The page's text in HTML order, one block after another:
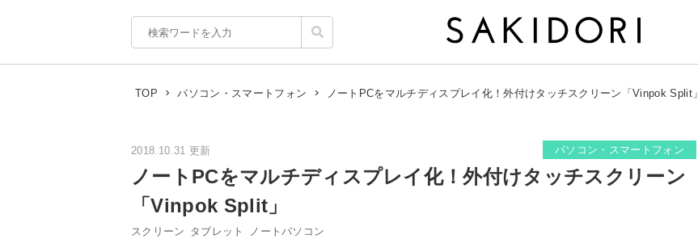
TOP パソコン・スマートフォン ノートPCをマルチディスプレイ化！外付けタッチスクリーン「Vinpok Split」
2018.10.31 更新 パソコン・スマートフォン
ノートPCをマルチディスプレイ化！外付けタッチスクリーン
「Vinpok Split」
スクリーン タブレット ノートパソコン